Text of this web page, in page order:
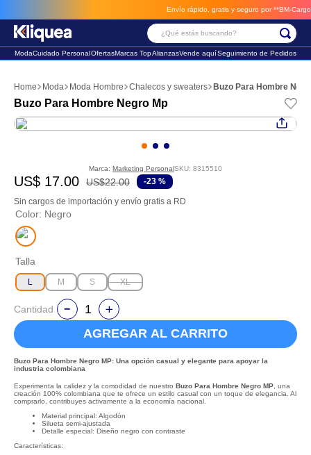
Envío rápido, gratis y seguro por **BM-Cargo**
¿Qué estás buscando?
ModaCuidado PersonalOfertasMarcas TopAlianzasVende aquíSeguimiento de Pedidos
Moda Moda Hombre Chalecos y sweaters Buzo Para Hombre
Buzo Para Hombre Negro Mp
Marca: Marketing PersonalSKU: 8315510
US$ 17.00 US$22.00 -23 %
Sin cargos de importación y envío gratis a RD
Color: Negro
Talla
L M S XL
Cantidad
AGREGAR AL CARRITO
Buzo Para Hombre Negro MP: Una opción casual y elegante para apoyar la
industria colombiana
Experimenta la calidez y la comodidad de nuestro Buzo Para Hombre Negro MP , una
creación 100% colombiana que te ofrece un estilo casual con un toque de elegancia. Al
comprarlo, contribuyes activamente a la economía nacional.
Material principal: Algodón
Silueta semi-ajustada
Detalle especial: Diseño negro con contraste
Características:
2. sandalia